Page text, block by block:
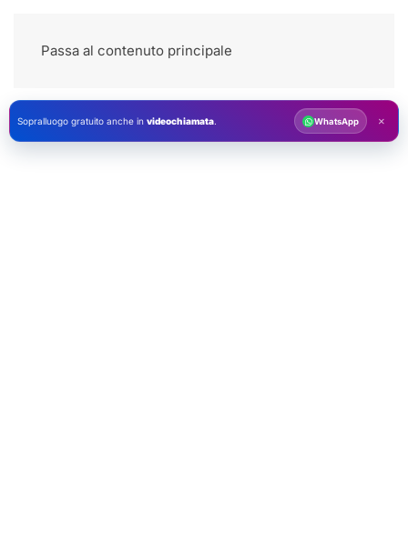
Passa al contenuto principale
Sopralluogo gratuito anche in videochiamata. WhatsApp ×